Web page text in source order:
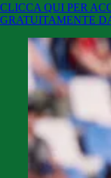
CLICCA QUI PER
GRATUITAMENTE